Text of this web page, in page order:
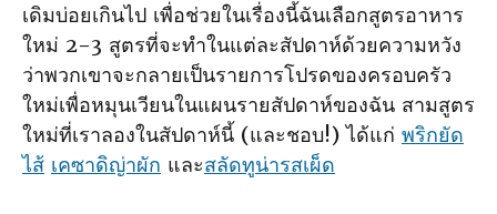
เดิมบ่อยเกินไป เพื่อช่วยในเรื่องนี้ฉันเลือกสูตรอาหาร
ใหม่ 2-3 สูตรที่จะทําในแต่ละสัปดาห์ด้วยความหวัง
ว่าพวกเขาจะกลายเป็นรายการโปรดของครอบครัว
ใหม่เพื่อหมุนเวียนในแผนรายสัปดาห์ของฉัน สามสูตร
ใหม่ที่เราลองในสัปดาห์นี้ (และชอบ!) ได้แก่ พริกยัด
ไส้ เคซาดิญ่าผัก และสลัดทูน่ารสเผ็ด